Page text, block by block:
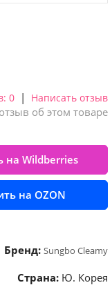
0 | Написать отзыв
об этом товаре
на Wildberries
на OZON
Бренд: Sungbo Cleamy
Страна: Ю. Корея